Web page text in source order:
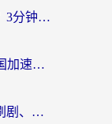
海外党必看：云极和云极哪个好？3分钟选对回国加速器，无缝访问国内资源
海外党必看：电脑VPN下载及回国加速器选择指南——无缝访问国内资源不再难
网络加速器是什么？海外党无缝刷剧、看NBA的实用指南